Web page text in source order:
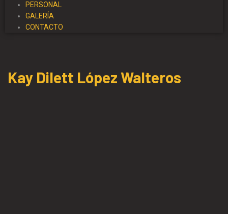
PERSONAL
GALERÍA
CONTACTO
Kay Dilett López Walteros